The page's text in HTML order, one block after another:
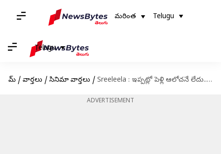
మరింత Telugu
Telugu
హోమ్ / వార్తలు / సినిమా వార్తలు / Sreeleela : ఇప్పట్లో పెళ్లి ఆలోచనే లేదు.. శ్రీలీల క్లారిటీ కామెంట్స్!
ADVERTISEMENT